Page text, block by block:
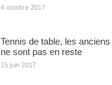
4 octobre 2017
Tennis de table, les anciens
ne sont pas en reste
15 juin 2017